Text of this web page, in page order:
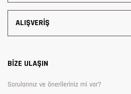
ALIŞVERİŞ
BİZE ULAŞIN
Sorularınız ve önerileriniz mi var?